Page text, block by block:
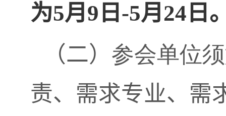
为5月9 日 -5月24 日
（二） 参会单位
责、需求专业、需